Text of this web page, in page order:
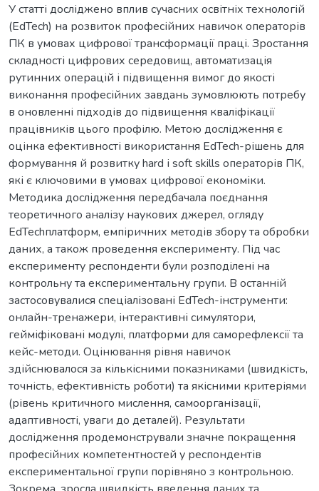
У статті досліджено вплив сучасних освітніх технологій
(EdTech) на розвиток професійних навичок операторів
ПК в умовах цифрової трансформації праці. Зростання
складності цифрових середовищ, автоматизація
рутинних операцій і підвищення вимог до якості
виконання професійних завдань зумовлюють потребу
в оновленні підходів до підвищення кваліфікації
працівників цього профілю. Метою дослідження є
оцінка ефективності використання EdTech-рішень для
формування й розвитку hard і soft skills операторів ПК,
які є ключовими в умовах цифрової економіки.
Методика дослідження передбачала поєднання
теоретичного аналізу наукових джерел, огляду
EdTechплатформ, емпіричних методів збору та обробки
даних, а також проведення експерименту. Під час
експерименту респонденти були розподілені на
контрольну та експериментальну групи. В останній
застосовувалися спеціалізовані EdTech-інструменти:
онлайн-тренажери, інтерактивні симулятори,
гейміфіковані модулі, платформи для саморефлексії та
кейс-методи. Оцінювання рівня навичок
здійснювалося за кількісними показниками (швидкість,
точність, ефективність роботи) та якісними критеріями
(рівень критичного мислення, самоорганізації,
адаптивності, уваги до деталей). Результати
дослідження продемонстрували значне покращення
професійних компетентностей у респондентів
експериментальної групи порівняно з контрольною.